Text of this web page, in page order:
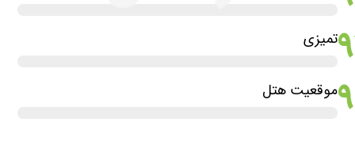
تمیزی
موقعیت هتل